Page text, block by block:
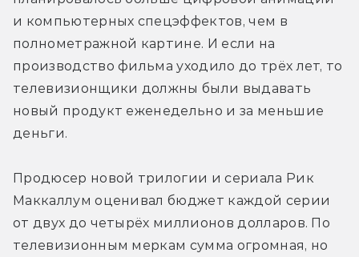
и компьютерных спецэффектов, чем в
полнометражной картине. И если на
производство фильма уходило до трёх лет, то
телевизионщики должны были выдавать
новый продукт еженедельно и за меньшие
деньги.
Продюсер новой трилогии и сериала Рик
Маккаллум оценивал бюджет каждой серии
от двух до четырёх миллионов долларов. По
телевизионным меркам сумма огромная, но